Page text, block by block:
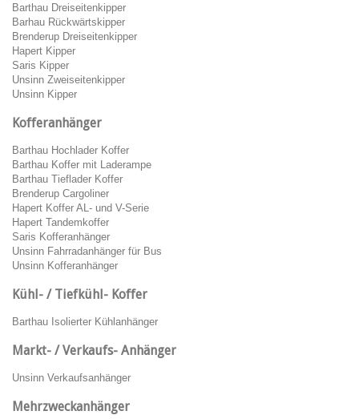
Barthau Dreiseitenkipper
Barhau Rückwärtskipper
Brenderup Dreiseitenkipper
Hapert Kipper
Saris Kipper
Unsinn Zweiseitenkipper
Unsinn Kipper
Kofferanhänger
Barthau Hochlader Koffer
Barthau Koffer mit Laderampe
Barthau Tieflader Koffer
Brenderup Cargoliner
Hapert Koffer AL- und V-Serie
Hapert Tandemkoffer
Saris Kofferanhänger
Unsinn Fahrradanhänger für Bus
Unsinn Kofferanhänger
Kühl- / Tiefkühl- Koffer
Barthau Isolierter Kühlanhänger
Markt- / Verkaufs- Anhänger
Unsinn Verkaufsanhänger
Mehrzweckanhänger